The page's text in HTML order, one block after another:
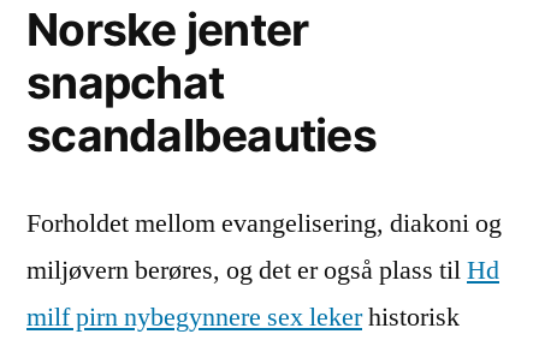
Norske jenter
snapchat
scandalbeauties
Forholdet mellom evangelisering, diakoni og
miljøvern berøres, og det er også plass tilHd
milf pirn nybegynnere sex lekerhistorisk